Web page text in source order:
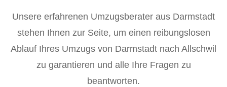
Unsere erfahrenen Umzugsberater aus Darmstadt
stehen Ihnen zur Seite, um einen reibungslosen
Ablauf Ihres Umzugs von Darmstadt nach Allschwil
zu garantieren und alle Ihre Fragen zu
beantworten.